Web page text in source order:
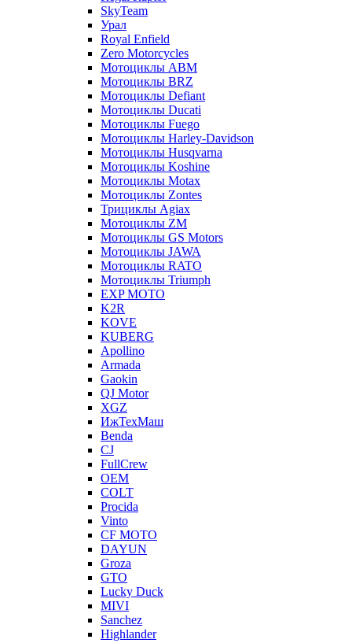
SkyTeam
Урал
Royal Enfield
Zero Motorcycles
Мотоциклы ABM
Мотоциклы BRZ
Мотоциклы Defiant
Мотоциклы Ducati
Мотоциклы Fuego
Мотоциклы Harley-Davidson
Мотоциклы Husqvarna
Мотоциклы Koshine
Мотоциклы Motax
Мотоциклы Zontes
Трициклы Agiax
Мотоциклы ZM
Мотоциклы GS Motors
Мотоциклы JAWA
Мотоциклы RATO
Мотоциклы Triumph
EXP MOTO
K2R
KOVE
KUBERG
Apollino
Armada
Gaokin
QJ Motor
XGZ
ИжТехМаш
Benda
CJ
FullCrew
OEM
COLT
Procida
Vinto
CF MOTO
DAYUN
Groza
GTO
Lucky Duck
MIVI
Sanchez
Highlander